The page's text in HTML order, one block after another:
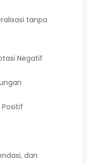
tanpa
Negatif
dan